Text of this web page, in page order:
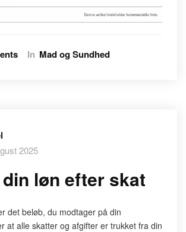
In Mad og Sundhed
2025
løn efter skat
det beløb, du modtager på din
at alle skatter og afgifter er trukket fra din